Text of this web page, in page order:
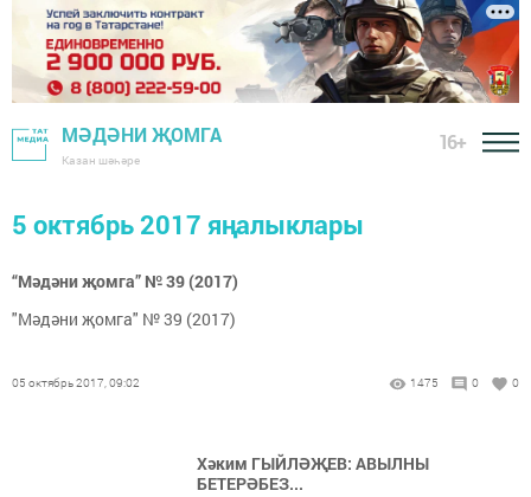
МӘДӘНИ ҖОМГА
Казан шәһәре
16+
5 октябрь 2017 яңалыклары
“Мәдәни җомга” № 39 (2017)
"Мәдәни җомга" № 39 (2017)
05 октябрь 2017, 09:02 1475 0 0
Хәким ГЫЙЛӘҖЕВ: АВЫЛНЫ
БЕТЕРӘБЕЗ...